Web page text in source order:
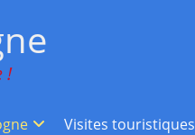
!
Visites touristiques